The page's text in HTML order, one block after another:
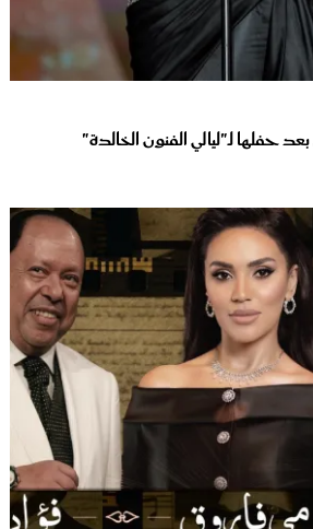
حفلها لـ"ليالي الفنون الخالدة"